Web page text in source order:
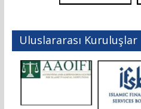
Uluslararası Kuruluşlar